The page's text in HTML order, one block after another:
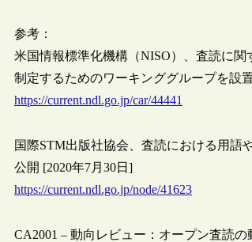
参考：
米国情報標準化機構（NISO）、査読に関
制定するためのワーキンググループを設
https://current.ndl.go.jp/car/44441
国際STM出版社協会、査読における用語
公開 [2020年7月30日]
https://current.ndl.go.jp/node/41623
CA2001 – 動向レビュー：オープン査読